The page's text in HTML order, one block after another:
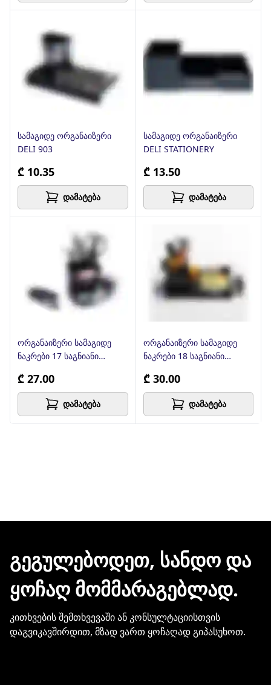
სამაგიდე ორგანაიზერი
DELI 903
₾ 10.35
დამატება
სამაგიდე ორგანაიზერი
DELI STATIONERY
₾ 13.50
დამატება
ორგანაიზერი სამაგიდე
ნაკრები 17 საგნიანი
₾ 27.00
დამატება
ორგანაიზერი სამაგიდე
ნაკრები 18 საგნიანი
₾ 30.00
დამატება
ᲒᲔᲒᲣᲚᲔᲑᲝᲓᲔᲗ, ᲡᲐᲜᲓᲝ ᲓᲐ
ᲧᲝᲩᲐᲦ ᲛᲝᲛᲛᲐᲠᲐᲒᲔᲑᲚᲐᲓ.
კითხვების შემთხვევაში ან კონსულტაციისთვის
დაგვიკავშირდით, მზად ვართ ყოჩაღად გიპასუხოთ.